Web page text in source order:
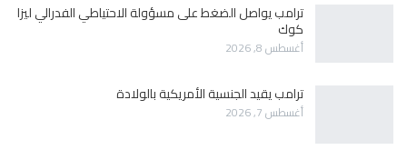
ترامب يواصل الضغط على مسؤولة الاحتياطي الفدرالي ليزا
كوك
أغسطس 8, 2026
ترامب يقيد الجنسية الأمريكية بالولادة
أغسطس 7, 2026